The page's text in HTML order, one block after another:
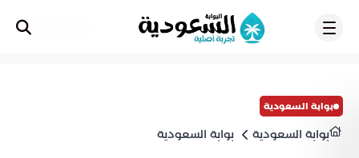
بوابة السعودية
بوابة السعودية بوابة السعودية